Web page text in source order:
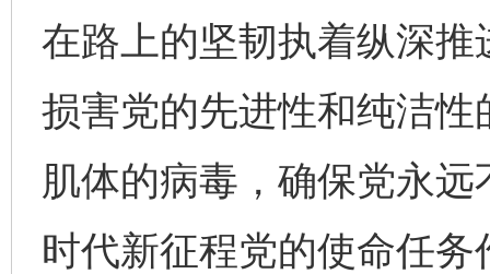
在路上的坚韧执着纵深
损害党的先进性和纯洁
肌体的病毒，确保党永
时代新征程党的使命任